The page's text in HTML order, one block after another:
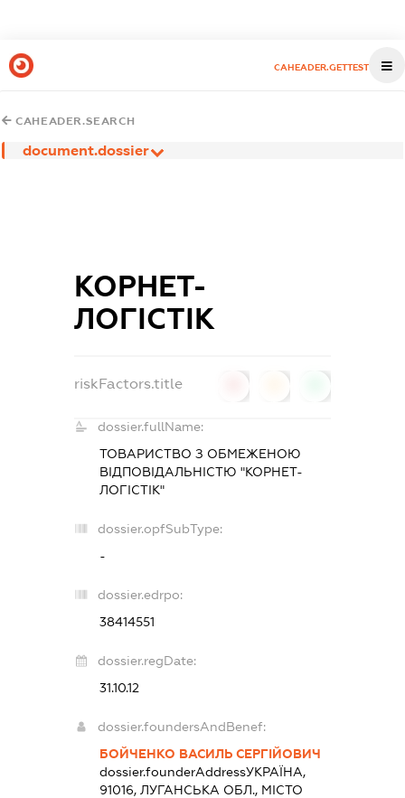
CAHEADER.GETTEST
CAHEADER.SEARCH
document.dossier
КОРНЕТ-
ЛОГІСТІК
riskFactors.title
dossier.fullName:
ТОВАРИСТВО З ОБМЕЖЕНОЮ
ВІДПОВІДАЛЬНІСТЮ "КОРНЕТ-
ЛОГІСТІК"
dossier.opfSubType:
-
dossier.edrpo:
38414551
dossier.regDate:
31.10.12
dossier.foundersAndBenef:
БОЙЧЕНКО ВАСИЛЬ СЕРГІЙОВИЧ
dossier.founderAddressУКРАЇНА,
91016, ЛУГАНСЬКА ОБЛ., МІСТО